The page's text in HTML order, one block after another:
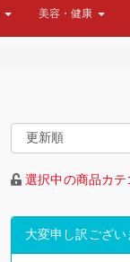
美容・健康
選択中の商品カ
大変申し訳ござい